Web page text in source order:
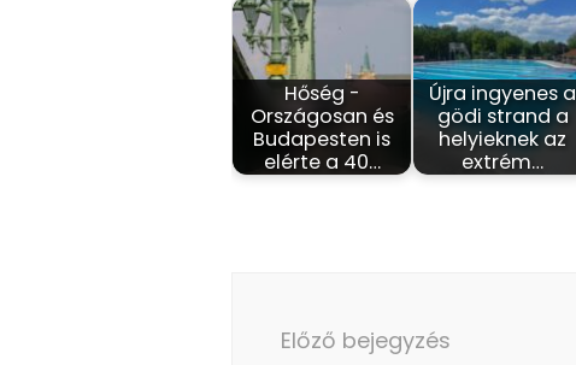
Hőség -
Országosan és
Budapesten is
elérte a 40…
Újra ingyenes a
gödi strand a
helyieknek az
extrém…
navigáció
Előző bejegyzés